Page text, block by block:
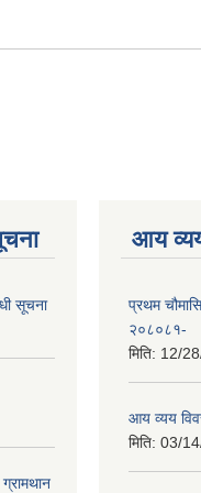
सूचना
आय
प्रथम
२०८०८१-
मिति: 12/
आय व्यय
मिति: 03/